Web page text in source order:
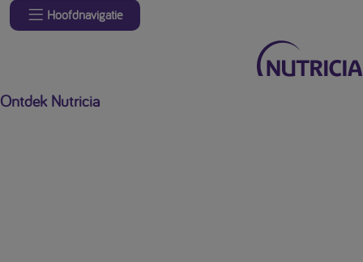
Hoofdnavigatie
Ontdek Nutricia